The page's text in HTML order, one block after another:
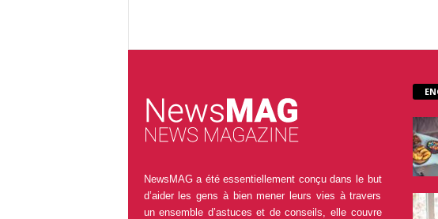
NewsMAG a été essentiellement conçu dans le but
d’aider les gens à bien mener leurs vies à travers
un ensemble d’astuces et de conseils, elle couvre